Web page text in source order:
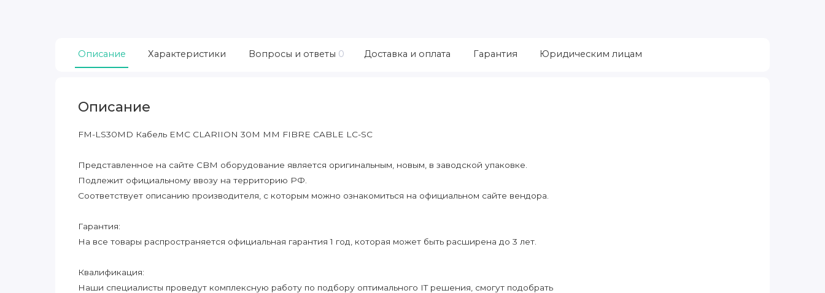
Описание Характеристики Вопросы и ответы 0 Доставка и оплата Гарантия Юридическим лицам
Описание
FM-LS30MD Кабель EMC CLARIION 30M MM FIBRE CABLE LC-SC
Представленное на сайте CBM оборудование является оригинальным, новым, в заводской упаковке.
Подлежит официальному ввозу на территорию РФ.
Соответствует описанию производителя, с которым можно ознакомиться на официальном сайте вендора.
Гарантия:
На все товары распространяется официальная гарантия 1 год, которая может быть расширена до 3 лет.
Квалификация:
Наши специалисты проведут комплексную работу по подбору оптимального IT решения, смогут подобрать